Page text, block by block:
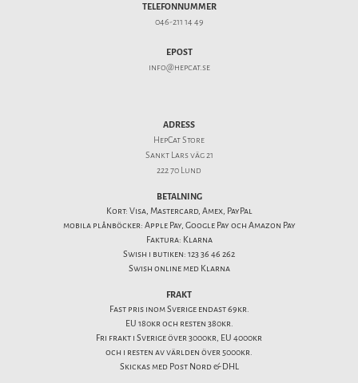
TELEFONNUMMER
046-211 14 49
EPOST
info@hepcat.se
ADRESS
HepCat Store
Sankt Lars väg 21
222 70 Lund
BETALNING
Kort: Visa, Mastercard, Amex, PayPal
mobila plånböcker: Apple Pay, Google Pay och Amazon Pay
Faktura: Klarna
Swish i butiken: 123 36 46 262
Swish online med Klarna
FRAKT
Fast pris inom Sverige endast 69kr.
EU 180kr och resten 380kr.
Fri frakt i Sverige över 3000kr, EU 4000kr
och i resten av världen över 5000kr.
Skickas med Post Nord & DHL